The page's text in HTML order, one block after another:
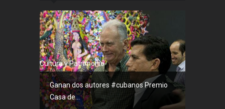
Cultura y Patrimonio
Ganan dos autores #cubanos Premio
Casa de...